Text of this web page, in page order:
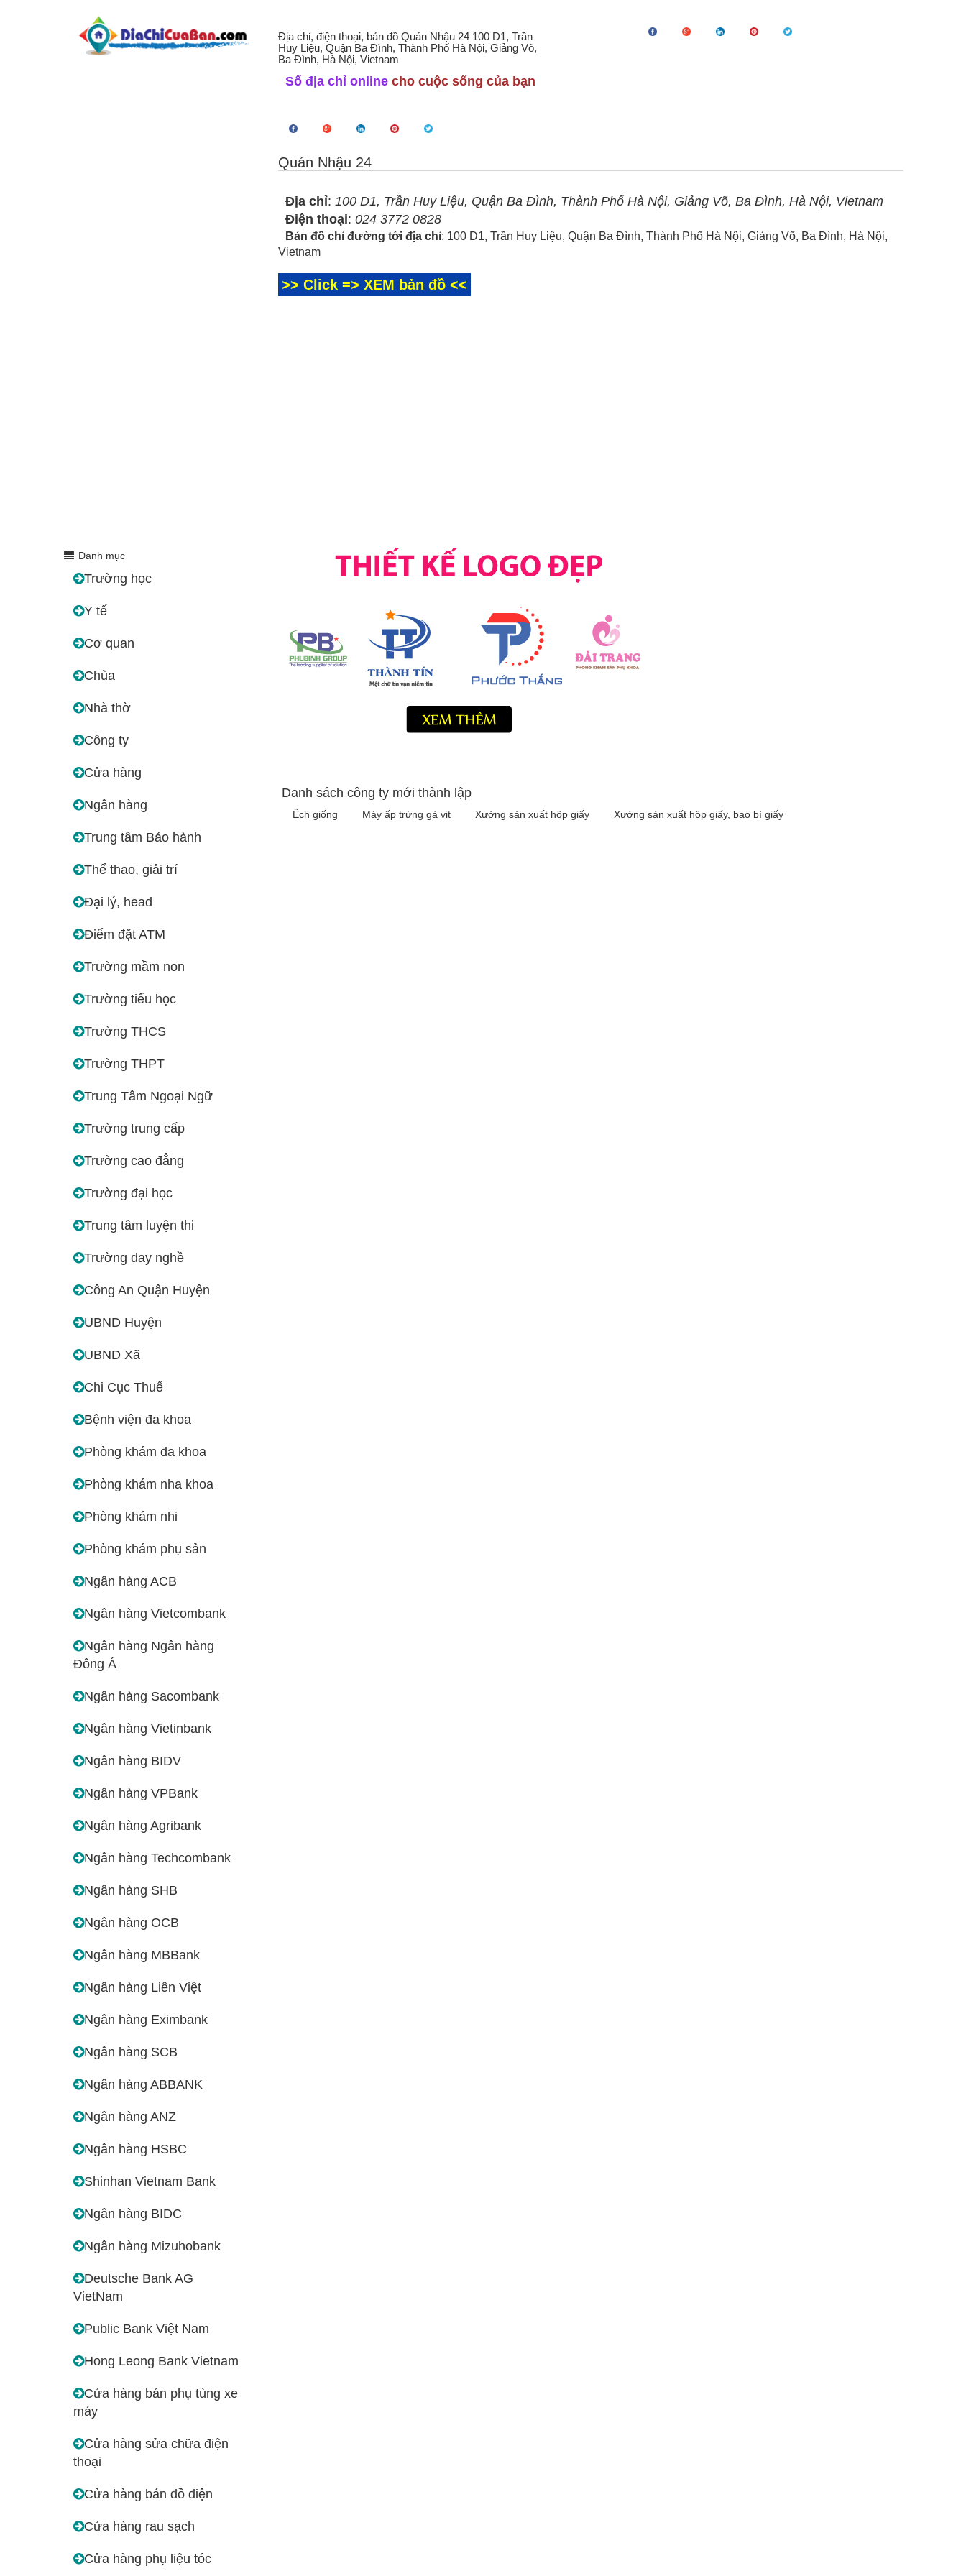
Địa chỉ, điện thoại, bản đồ Quán Nhậu 24 100 D1, Trần
Huy Liệu, Quận Ba Đình, Thành Phố Hà Nội, Giảng Võ,
Ba Đình, Hà Nội, Vietnam
Sổ địa chỉ online cho cuộc sống của bạn
Quán Nhậu 24
Địa chỉ: 100 D1, Trần Huy Liệu, Quận Ba Đình, Thành Phố Hà Nội, Giảng Võ, Ba Đình, Hà Nội, Vietnam
Điện thoại: 024 3772 0828
Bản đồ chỉ đường tới địa chỉ: 100 D1, Trần Huy Liệu, Quận Ba Đình, Thành Phố Hà Nội, Giảng Võ, Ba Đình, Hà Nội,
Vietnam
>> Click => XEM bản đồ <<
Danh sách công ty mới thành lập
Ếch giống Máy ấp trứng gà vịt Xưởng sản xuất hộp giấy Xưởng sản xuất hộp giấy, bao bì giấy
Danh mục
Trường học
Y tế
Cơ quan
Chùa
Nhà thờ
Công ty
Cửa hàng
Ngân hàng
Trung tâm Bảo hành
Thể thao, giải trí
Đại lý, head
Điểm đặt ATM
Trường mầm non
Trường tiểu học
Trường THCS
Trường THPT
Trung Tâm Ngoại Ngữ
Trường trung cấp
Trường cao đẳng
Trường đại học
Trung tâm luyện thi
Trường day nghề
Công An Quận Huyện
UBND Huyện
UBND Xã
Chi Cục Thuế
Bệnh viện đa khoa
Phòng khám đa khoa
Phòng khám nha khoa
Phòng khám nhi
Phòng khám phụ sản
Ngân hàng ACB
Ngân hàng Vietcombank
Ngân hàng Ngân hàng
Đông Á
Ngân hàng Sacombank
Ngân hàng Vietinbank
Ngân hàng BIDV
Ngân hàng VPBank
Ngân hàng Agribank
Ngân hàng Techcombank
Ngân hàng SHB
Ngân hàng OCB
Ngân hàng MBBank
Ngân hàng Liên Việt
Ngân hàng Eximbank
Ngân hàng SCB
Ngân hàng ABBANK
Ngân hàng ANZ
Ngân hàng HSBC
Shinhan Vietnam Bank
Ngân hàng BIDC
Ngân hàng Mizuhobank
Deutsche Bank AG
VietNam
Public Bank Việt Nam
Hong Leong Bank Vietnam
Cửa hàng bán phụ tùng xe
máy
Cửa hàng sửa chữa điện
thoại
Cửa hàng bán đồ điện
Cửa hàng rau sạch
Cửa hàng phụ liệu tóc